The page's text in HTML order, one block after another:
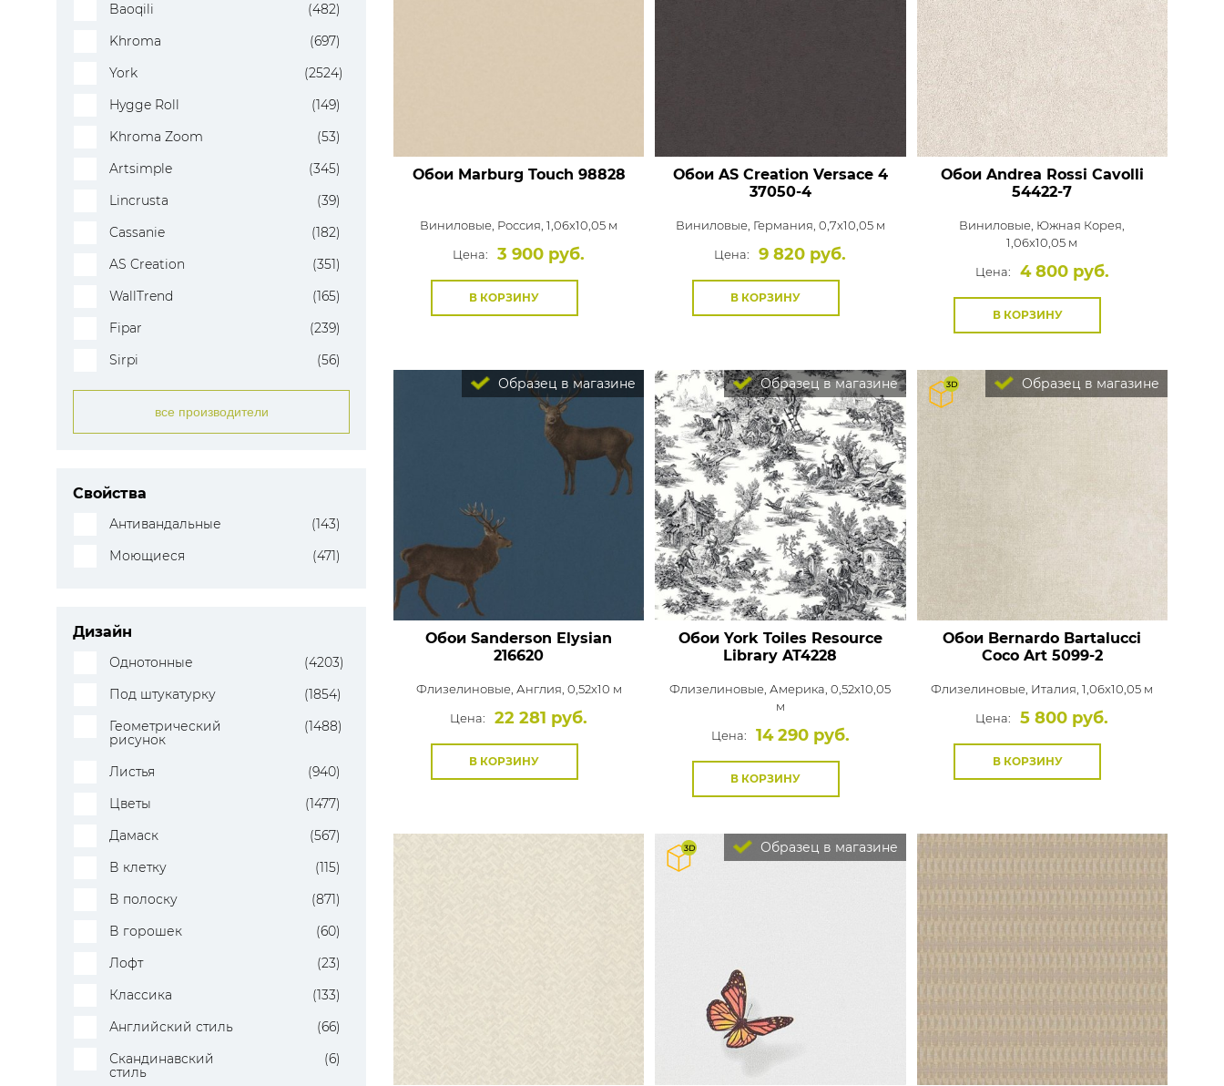
Baoqili
(482)
Khroma
(697)
York
(2524)
Hygge Roll
(149)
Khroma Zoom
(53)
Artsimple
(345)
Lincrusta
(39)
Cassanie
(182)
AS Creation
(351)
WallTrend
(165)
Fipar
(239)
Sirpi
(56)
все производители
Свойства
Антивандальные
(143)
Моющиеся
(471)
Дизайн
Однотонные
(4203)
Под штукатурку
(1854)
Геометрический
рисунок
(1488)
Листья
(940)
Цветы
(1477)
Дамаск
(567)
В клетку
(115)
В полоску
(871)
В горошек
(60)
Лофт
(23)
Классика
(133)
Английский стиль
(66)
Скандинавский
стиль
(6)
Обои Marburg Touch 98828
Виниловые, Россия, 1,06x10,05 м
Цена:
3 900 руб.
В КОРЗИНУ
Обои AS Creation Versace 4
37050-4
Виниловые, Германия, 0,7x10,05 м
Цена:
9 820 руб.
В КОРЗИНУ
Обои Andrea Rossi Cavolli
54422-7
Виниловые, Южная Корея,
1,06x10,05 м
Цена:
4 800 руб.
В КОРЗИНУ
Образец в магазине
Обои Sanderson Elysian
216620
Флизелиновые, Англия, 0,52x10 м
Цена:
22 281 руб.
В КОРЗИНУ
Образец в магазине
Обои York Toiles Resource
Library AT4228
Флизелиновые,Америка, 0,52x10,05
м
Цена:
14 290 руб.
В КОРЗИНУ
Образец в магазине
Обои Bernardo Bartalucci
Coco Art5099-2
Флизелиновые, Италия, 1,06x10,05 м
Цена:
5 800 руб.
В КОРЗИНУ
Образец в магазине